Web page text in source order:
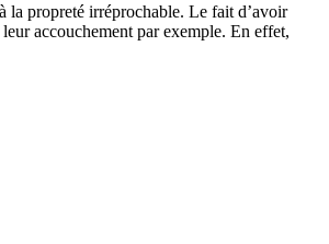
la propreté irréprochable. Le fait d’avoir
accouchement par exemple. En effet,